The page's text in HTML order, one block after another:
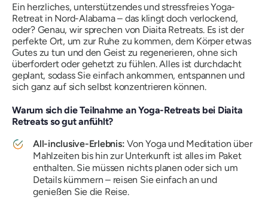
Ein herzliches, unterstützendes und stressfreies Yoga-
Retreat in Nord-Alabama – das klingt doch verlockend,
oder? Genau, wir sprechen von Diaita Retreats. Es ist der
perfekte Ort, um zur Ruhe zu kommen, dem Körper etwas
Gutes zu tun und den Geist zu regenerieren, ohne sich
überfordert oder gehetzt zu fühlen. Alles ist durchdacht
geplant, sodass Sie einfach ankommen, entspannen und
sich ganz auf sich selbst konzentrieren können.
Warum sich die Teilnahme an Yoga-Retreats bei Diaita
Retreats so gut anfühlt?
All-inclusive-Erlebnis: Von Yoga und Meditation über
Mahlzeiten bis hin zur Unterkunft ist alles im Paket
enthalten. Sie müssen nichts planen oder sich um
Details kümmern – reisen Sie einfach an und
genießen Sie die Reise.